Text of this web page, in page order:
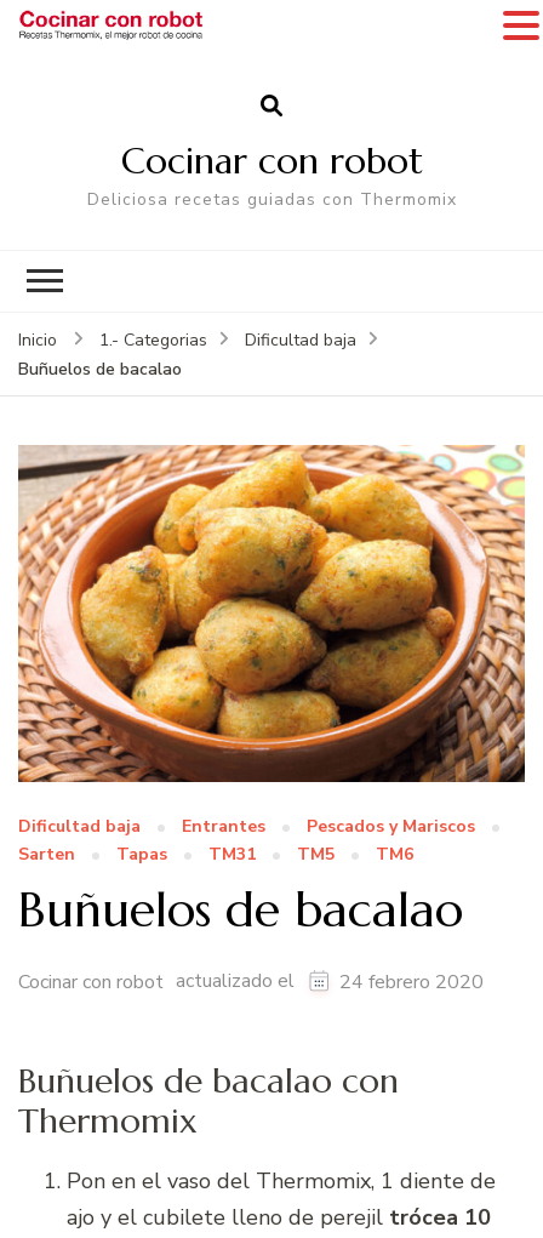
Cocinar con robot
Deliciosa recetas guiadas con Thermomix
Inicio 1.- Categorias
Dificultad baja
Buñuelos de bacalao
Dificultad baja Entrantes
Pescados y Mariscos
Sarten
Tapas TM31 TM5 TM6
Buñuelos de bacalao
Cocinar con robot actualizado el 24 febrero 2020
Buñuelos de bacalao con
Thermomix
Pon en el vaso del Thermomix, 1 diente de
ajo y el cubilete lleno de perejil trócea 10